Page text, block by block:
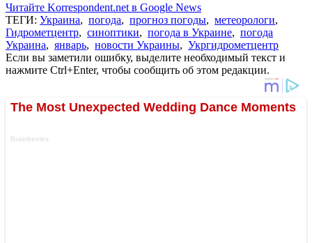
Читайте Korrespondent.net в Google News
ТЕГИ: Украина, погода, прогноз погоды, метеорологи,
Гидрометцентр, синоптики, погода в Украине, погода
Украина, январь, новости Украины, Укргидрометцентр
Если вы заметили ошибку, выделите необходимый текст и
нажмите Ctrl+Enter, чтобы сообщить об этом редакции.